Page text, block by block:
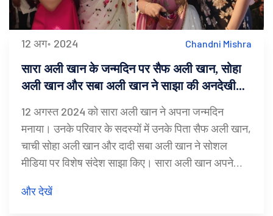
12 अग॰ 2024 Chandni Mishra
सारा अली खान के जन्मदिन पर सैफ अली खान, सोहा
अली खान और सबा अली खान ने साझा की अनदेखी
तस्वीरें और शुभकामनाएं
12 अगस्त 2024 को सारा अली खान ने अपना जन्मदिन
मनाया। उनके परिवार के सदस्यों में उनके पिता सैफ अली खान,
चाची सोहा अली खान और दादी सबा अली खान ने सोशल
मीडिया पर विशेष संदेश साझा किए। सारा अली खान अपने
जाती हैं।
और देखें